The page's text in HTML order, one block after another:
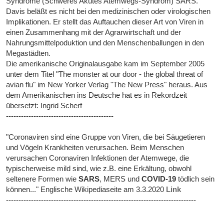
Davis beläßt es nicht bei den medizinischen oder virologischen
Implikationen. Er stellt das Auftauchen dieser Art von Viren in
einen Zusammenhang mit der Agrarwirtschaft und der
Nahrungsmittelpoduktion und den Menschenballungen in den
Megastädten.
Die amerikanische Originalausgabe kam im September 2005
unter dem Titel "The monster at our door - the global threat of
avian flu" im New Yorker Verlag "The New Press" heraus. Aus
dem Amerikanischen ins Deutsche hat es in Rekordzeit
übersetzt: Ingrid Scherf
-------------------------------------------
"Coronaviren sind eine Gruppe von Viren, die bei Säugetieren
und Vögeln Krankheiten verursachen. Beim Menschen
verursachen Coronaviren Infektionen der Atemwege, die
typischerweise mild sind, wie z.B. eine Erkältung, obwohl
seltenere Formen wieSARS, MERS undCOVID-19 tödlich sein
können..." Englische Wikipediaseite am 3.3.2020 Link
----------------------------------------------------------------------------